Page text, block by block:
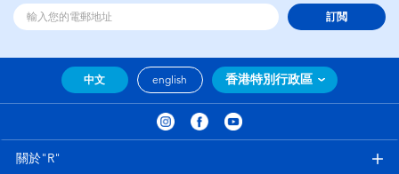
訂閲
中文 english 香港特別行政區
關於"R"